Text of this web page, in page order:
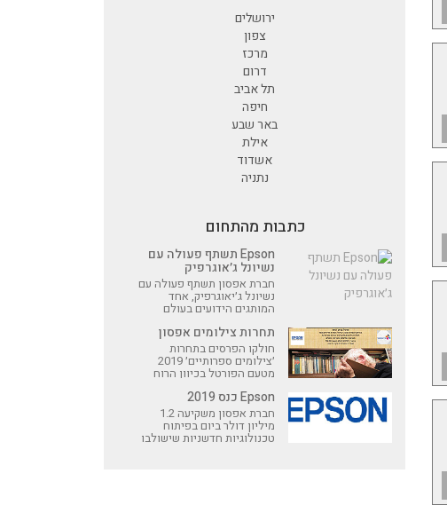
ירושלים
צפון
מרכז
דרום
תל אביב
חיפה
באר שבע
אילת
אשדוד
נתניה
כתבות מהתחום
Epson תשתף פעולה עם
נשיונל ג׳אוגרפיק
חברת אפסון תשתף פעולה עם
נשיונל ג׳יאוגרפיק, אחד
המותגים הידועים בעולם
הארץ, כדי לקדם ולהגן על
האזורים הקפואים הנמצאים
מתחת לשני הקטבים של כדור
הארץ. הפעילות תתבצע
במסגרת קמפיין גלובלי חדש
(שיכלול גם את ישראל) תחת
הכותרת: ״חייבים להוריד את
החום
תחרות צילומים אפסון
חולקו הפרסים בתחרות
׳צילומים ספרותיים׳ 2019
מטעם הפורטל בכיוון הרוח
Epson כנס 2019
חברת אפסון משקיעה 1.2
מיליון דולר ביום בפיתוח
טכנולוגיות חדשניות שישולבו